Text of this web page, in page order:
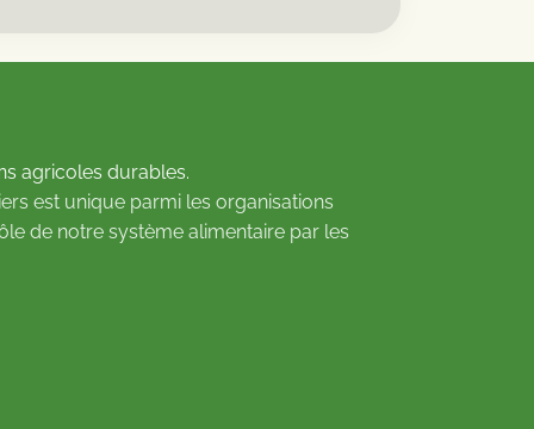
agricoles durables.
est unique parmi les organisations
de notre système alimentaire par les